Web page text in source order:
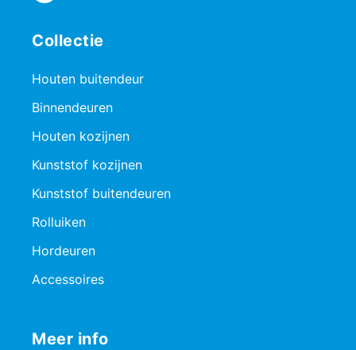
Collectie
Houten buitendeur
Binnendeuren
Houten kozijnen
Kunststof kozijnen
Kunststof buitendeuren
Rolluiken
Hordeuren
Accessoires
Meer info